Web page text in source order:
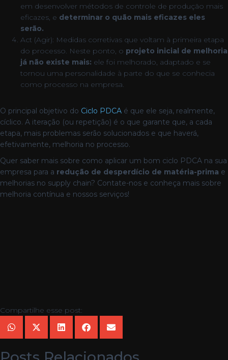
em desenvolver métodos de controle de produção mais
eficazes, e determinar o quão mais eficazes eles
serão.
Act (Agir): Medidas corretivas que voltam à primeira etapa
do processo. Neste ponto, o projeto inicial de melhoria
já não existe mais: ele foi melhorado, adaptado e se
tornou uma personalidade à parte do que se conhecia
como processo na empresa.
O principal objetivo do Ciclo PDCA é que ele seja, realmente,
cíclico. A iteração (ou repetição) é o que garante que, a cada
etapa, mais problemas serão solucionados e que haverá,
efetivamente, melhoria no processo.
Quer saber mais sobre como aplicar um bom ciclo PDCA na sua
empresa para a redução de desperdício de matéria-prima e
melhorias no supply chain? Contate-nos e conheça mais sobre
melhoria contínua e nossos serviços!
Compartilhe esse post: